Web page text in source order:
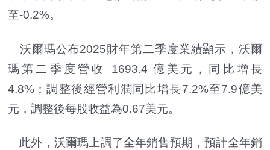
至-0.2%。
沃爾瑪公布2025財年第二季度業績顯示，沃爾
瑪第二季度營收 1693.4 億美元，同比增長
4.8%；調整後經營利潤同比增長7.2%至7.9億美
元，調整後每股收益為0.67美元。
此外，沃爾瑪上調了全年銷售預期，預計全年銷